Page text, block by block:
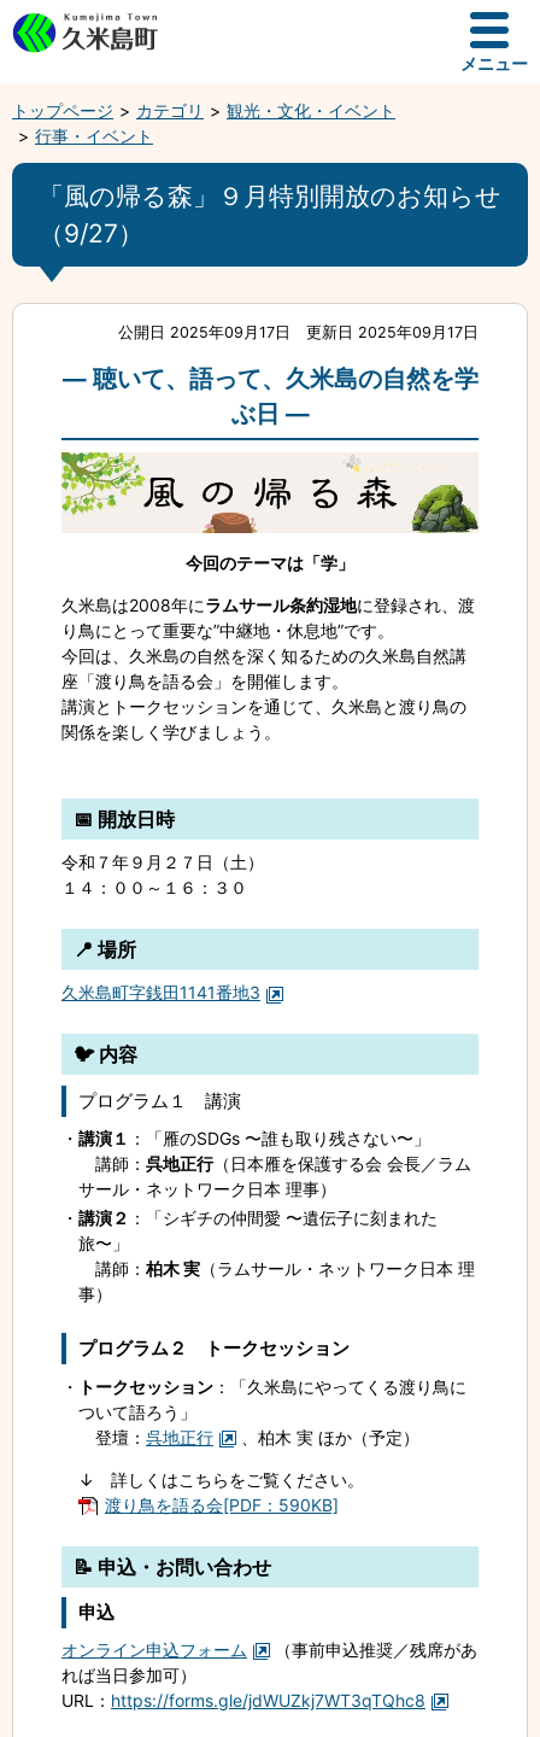
メニュー
トップページ カテゴリ
観光・文化・イベント
行事・イベント
「風の帰る森」９月特別開放のお知らせ
（9/27）
公開日 2025年09月17日 更新日 2025年09月17日
— 聴いて、語って、久米島の自然を学
ぶ日 —
今回のテーマは「学」
久米島は2008年にラムサール条約湿地に登録され、渡
り鳥にとって重要な”中継地・休息地”です。
今回は、久米島の自然を深く知るための久米島自然講
座「渡り鳥を語る会」を開催します。
講演とトークセッションを通じて、久米島と渡り鳥の
関係を楽しく学びましょう。
📅 開放日時
令和７年９月２７日（土）
１４：００～１６：３０
📍 場所
久米島町字銭田1141番地3
🐦 内容
プログラム１ 講演
講演１ ：「雁のSDGs 〜誰も取り残さない〜」
講師： 呉地正行（日本雁を保護する会 会長／ラム
サール・ネットワーク日本 理事）
講演２ ：「シギチの仲間愛 〜遺伝子に刻まれた
旅〜」
講師： 柏木 実 （ラムサール・ネットワーク日本 理
事）
プログラム２ トークセッション
トークセッション ：「久米島にやってくる渡り鳥に
ついて語ろう」
登壇： 呉地正行 、柏木 実 ほか（予定）
↓ 詳しくはこちらをご覧ください。
渡り鳥を語る会[PDF：590KB]
📝 申込・お問い合わせ
申込
オンライン申込フォーム
（事前申込推奨／残席があ
れば当日参加可）
URL： https://forms.gle/jdWUZkj7WT3qTQhc8